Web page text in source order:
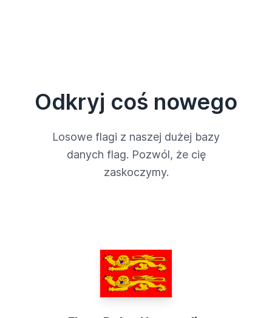
Odkryj coś nowego
Losowe flagi z naszej dużej bazy
danych flag. Pozwól, że cię
zaskoczymy.